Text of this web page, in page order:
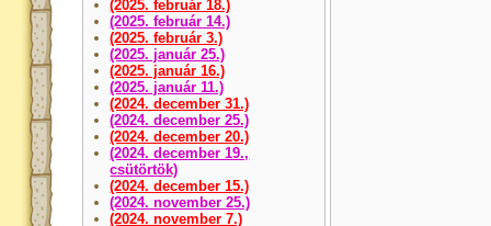
(2025. február 18.)
(2025. február 14.)
(2025. február 3.)
(2025. január 25.)
(2025. január 16.)
(2025. január 11.)
(2024. december 31.)
(2024. december 25.)
(2024. december 20.)
(2024. december 19.,
csütörtök)
(2024. december 15.)
(2024. november 25.)
(2024. november 7.)